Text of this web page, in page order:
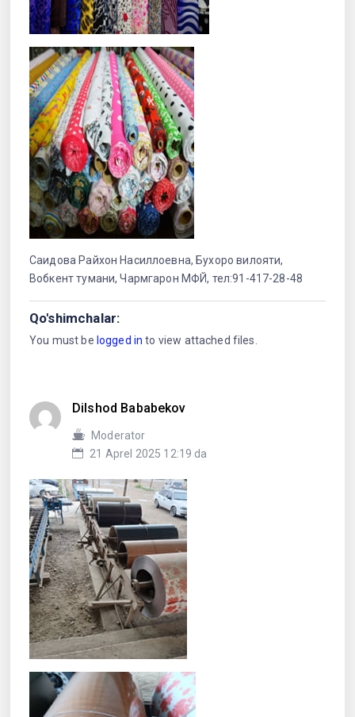
Саидова Райхон Насиллоевна, Бухоро вилояти,
Вобкент тумани, Чармгарон МФЙ, тел:91-417-28-48
Qo'shimchalar:
You must be logged in to view attached files.
Dilshod Bababekov
Moderator
21 Aprel 2025 12:19 da